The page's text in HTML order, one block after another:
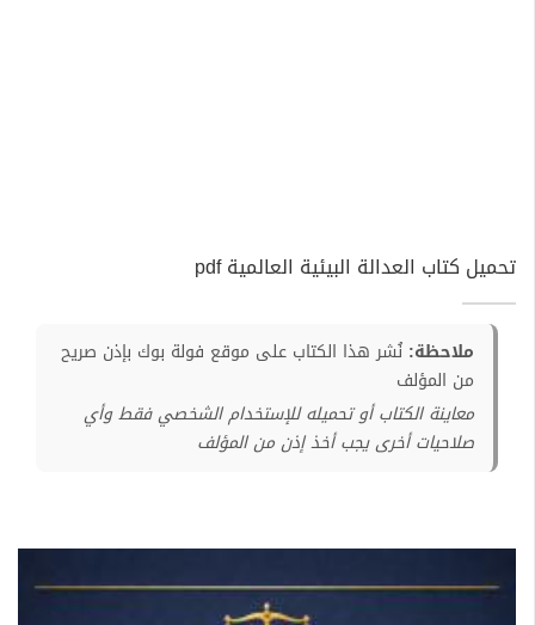
تحميل كتاب العدالة البيئية العالمية pdf
ملاحظة: نُشر هذا الكتاب على موقع فولة بوك بإذن صريح
من المؤلف
معاينة الكتاب أو تحميله للإستخدام الشخصي فقط وأي
صلاحيات أخرى يجب أخذ إذن من المؤلف